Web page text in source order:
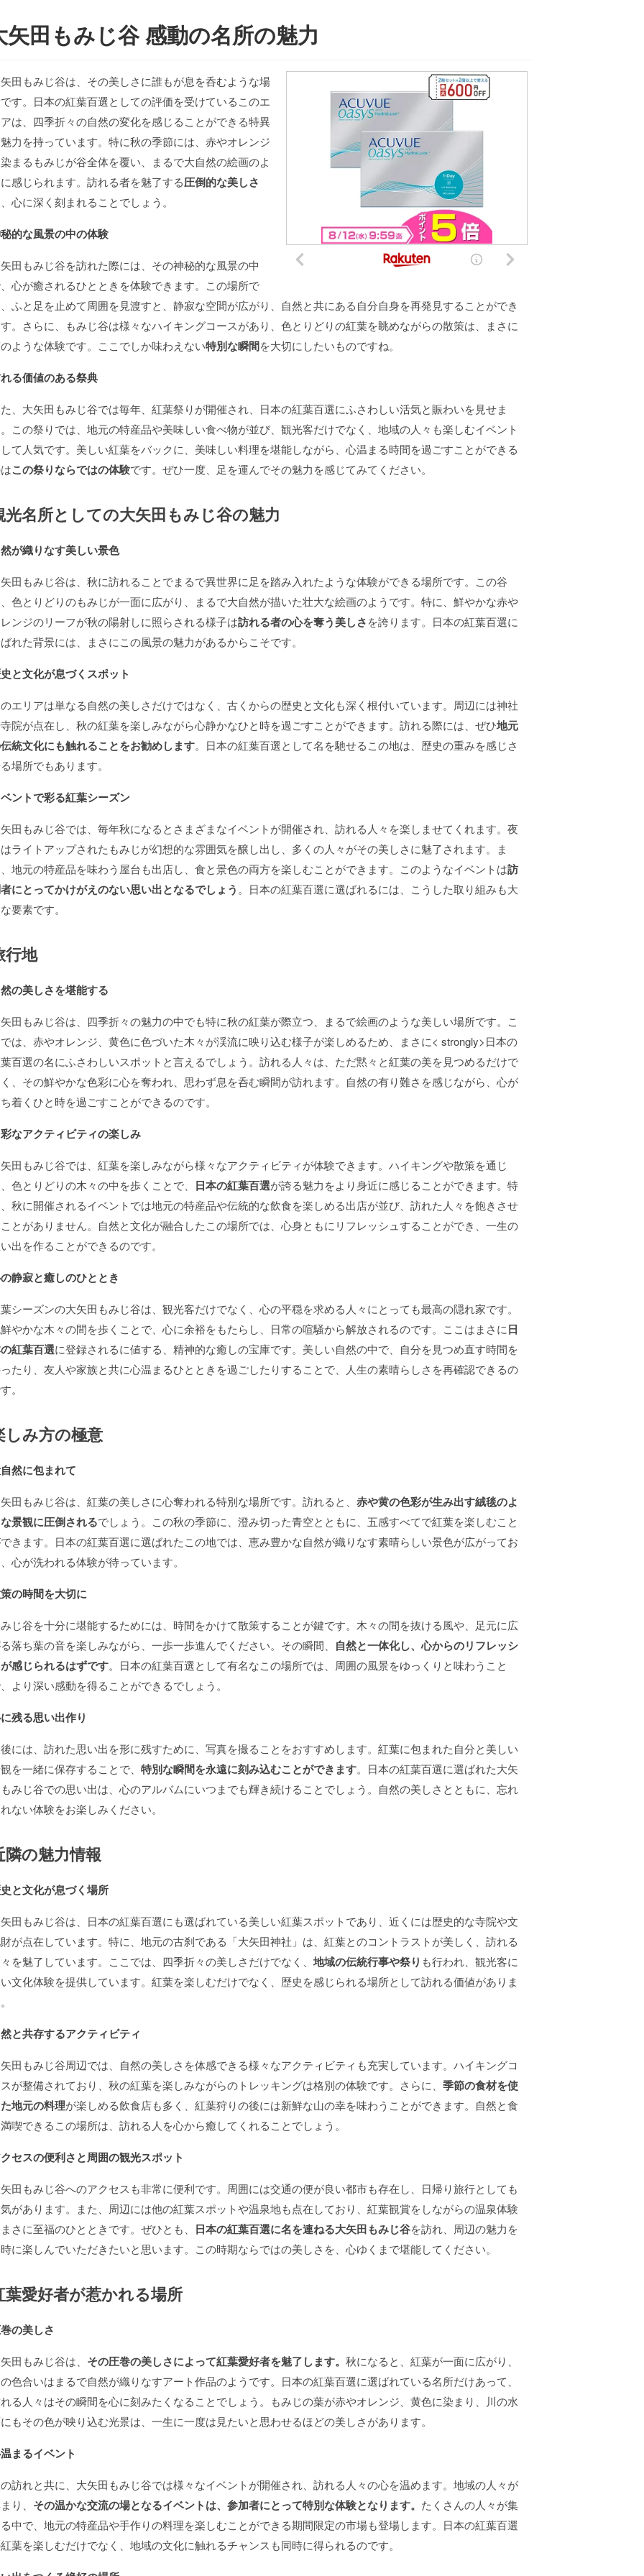
矢田もみじ谷 感動の名所の魅力
田もみじ谷は、その美しさに誰もが息を呑むような場
す。日本の紅葉百選としての評価を受けているこのエ
は、四季折々の自然の変化を感じることができる特異
力を持っています。特に秋の季節には、赤やオレンジ
まるもみじが谷全体を覆い、まるで大自然の絵画のよ
感じられます。訪れる者を魅了する圧倒的な美しさ
心に深く刻まれることでしょう。
的な風景の中の体験
田もみじ谷を訪れた際には、その神秘的な風景の中
心が癒されるひとときを体験できます。この場所で
ふと足を止めて周囲を見渡すと、静寂な空間が広がり、自然と共にある自分自身を再発見することができ
。さらに、もみじ谷は様々なハイキングコースがあり、色とりどりの紅葉を眺めながらの散策は、まさに
ような体験です。ここでしか味わえない特別な瞬間を大切にしたいものですね。
る価値のある祭典
、大矢田もみじ谷では毎年、紅葉祭りが開催され、日本の紅葉百選にふさわしい活気と賑わいを見せま
この祭りでは、地元の特産品や美味しい食べ物が並び、観光客だけでなく、地域の人々も楽しむイベント
て人気です。美しい紅葉をバックに、美味しい料理を堪能しながら、心温まる時間を過ごすことができる
この祭りならではの体験です。ぜひ一度、足を運んでその魅力を感じてみてください。
光名所としての大矢田もみじ谷の魅力
が織りなす美しい景色
田もみじ谷は、秋に訪れることでまるで異世界に足を踏み入れたような体験ができる場所です。この谷
色とりどりのもみじが一面に広がり、まるで大自然が描いた壮大な絵画のようです。特に、鮮やかな赤や
ンジのリーフが秋の陽射しに照らされる様子は訪れる者の心を奪う美しさを誇ります。日本の紅葉百選に
れた背景には、まさにこの風景の魅力があるからこそです。
と文化が息づくスポット
エリアは単なる自然の美しさだけではなく、古くからの歴史と文化も深く根付いています。周辺には神社
院が点在し、秋の紅葉を楽しみながら心静かなひと時を過ごすことができます。訪れる際には、ぜひ地元
統文化にも触れることをお勧めします。日本の紅葉百選として名を馳せるこの地は、歴史の重みを感じさ
場所でもあります。
ントで彩る紅葉シーズン
田もみじ谷では、毎年秋になるとさまざまなイベントが開催され、訪れる人々を楽しませてくれます。夜
ライトアップされたもみじが幻想的な雰囲気を醸し出し、多くの人々がその美しさに魅了されます。ま
地元の特産品を味わう屋台も出店し、食と景色の両方を楽しむことができます。このようなイベントは訪
にとってかけがえのない思い出となるでしょう 。日本の紅葉百選に選ばれるには、こうした取り組みも大
要素です。
行地
の美しさを堪能する
田もみじ谷は、四季折々の魅力の中でも特に秋の紅葉が際立つ、まるで絵画のような美しい場所です。こ
は、赤やオレンジ、黄色に色づいた木々が渓流に映り込む様子が楽しめるため、まさに< strongly>日本の
百選の名にふさわしいスポットと言えるでしょう。訪れる人々は、ただ黙々と紅葉の美を見つめるだけで
、その鮮やかな色彩に心を奪われ、思わず息を呑む瞬間が訪れます。自然の有り難さを感じながら、心が
着くひと時を過ごすことができるのです。
なアクティビティの楽しみ
田もみじ谷では、紅葉を楽しみながら様々なアクティビティが体験できます。ハイキングや散策を通じ
色とりどりの木々の中を歩くことで、
日本の紅葉百選が誇る魅力をより身近に感じることができます。特
秋に開催されるイベントでは地元の特産品や伝統的な飲食を楽しめる出店が並び、訪れた人々を飽きさせ
とがありません。自然と文化が融合したこの場所では、心身ともにリフレッシュすることができ、一生の
出を作ることができるのです。
静寂と癒しのひととき
シーズンの大矢田もみじ谷は、観光客だけでなく、心の平穏を求める人々にとっても最高の隠れ家です。
やかな木々の間を歩くことで、心に余裕をもたらし、日常の喧騒から解放されるのです。ここはまさに日
紅葉百選に登録されるに値する、精神的な癒しの宝庫です。美しい自然の中で、自分を見つめ直す時間を
たり、友人や家族と共に心温まるひとときを過ごしたりすることで、人生の素晴らしさを再確認できるの
。
しみ方の極意
然に包まれて
田もみじ谷は、紅葉の美しさに心奪われる特別な場所です。訪れると、 赤や黄の色彩が生み出す絨毯のよ
景観に圧倒されるでしょう。この秋の季節に、澄み切った青空とともに、五感すべてで紅葉を楽しむこと
きます。日本の紅葉百選に選ばれたこの地では、恵み豊かな自然が織りなす素晴らしい景色が広がってお
心が洗われる体験が待っています。
の時間を大切に
じ谷を十分に堪能するためには、時間をかけて散策することが鍵です。木々の間を抜ける風や、足元に広
落ち葉の音を楽しみながら、一歩一歩進んでください。その瞬間、
自然と一体化し、心からのリフレッシ
感じられるはずです。日本の紅葉百選として有名なこの場所では、周囲の風景をゆっくりと味わうこと
より深い感動を得ることができるでしょう。
残る思い出作り
には、訪れた思い出を形に残すために、写真を撮ることをおすすめします。紅葉に包まれた自分と美しい
を一緒に保存することで、 特別な瞬間を永遠に刻み込むことができます。日本の紅葉百選に選ばれた大矢
みじ谷での思い出は、心のアルバムにいつまでも輝き続けることでしょう。自然の美しさとともに、忘れ
ない体験をお楽しみください。
隣の魅力情報
と文化が息づく場所
田もみじ谷は、日本の紅葉百選にも選ばれている美しい紅葉スポットであり、近くには歴史的な寺院や文
が点在しています。特に、地元の古刹である「大矢田神社」は、紅葉とのコントラストが美しく、訪れる
を魅了しています。ここでは、四季折々の美しさだけでなく、 地域の伝統行事や祭り も行われ、観光客に
文化体験を提供しています。紅葉を楽しむだけでなく、歴史を感じられる場所として訪れる価値がありま
と共存するアクティビティ
田もみじ谷周辺では、自然の美しさを体感できる様々なアクティビティも充実しています。ハイキングコ
が整備されており、秋の紅葉を楽しみながらのトレッキングは格別の体験です。さらに、 季節の食材を使
地元の料理が楽しめる飲食店も多く、紅葉狩りの後には新鮮な山の幸を味わうことができます。自然と食
喫できるこの場所は、訪れる人を心から癒してくれることでしょう。
セスの便利さと周囲の観光スポット
田もみじ谷へのアクセスも非常に便利です。周囲には交通の便が良い都市も存在し、日帰り旅行としても
があります。また、周辺には他の紅葉スポットや温泉地も点在しており、紅葉観賞をしながらの温泉体験
さに至福のひとときです。ぜひとも、
日本の紅葉百選に名を連ねる大矢田もみじ谷を訪れ、周辺の魅力を
に楽しんでいただきたいと思います。この時期ならではの美しさを、心ゆくまで堪能してください。
葉愛好者が惹かれる場所
の美しさ
田もみじ谷は、 その圧巻の美しさによって紅葉愛好者を魅了します。 秋になると、紅葉が一面に広がり、
色合いはまるで自然が織りなすアート作品のようです。日本の紅葉百選に選ばれている名所だけあって、
る人々はその瞬間を心に刻みたくなることでしょう。もみじの葉が赤やオレンジ、黄色に染まり、川の水
もその色が映り込む光景は、一生に一度は見たいと思わせるほどの美しさがあります。
まるイベント
訪れと共に、大矢田もみじ谷では様々なイベントが開催され、訪れる人々の心を温めます。地域の人々が
り、 その温かな交流の場となるイベントは、参加者にとって特別な体験となります。 たくさんの人々が集
中で、地元の特産品や手作りの料理を楽しむことができる期間限定の市場も登場します。日本の紅葉百選
葉を楽しむだけでなく、地域の文化に触れるチャンスも同時に得られるのです。